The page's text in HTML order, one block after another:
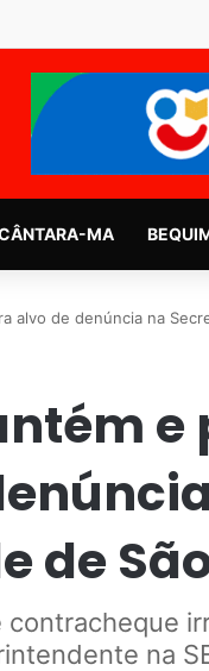
MA
alvo de denúncia na
e
de
na